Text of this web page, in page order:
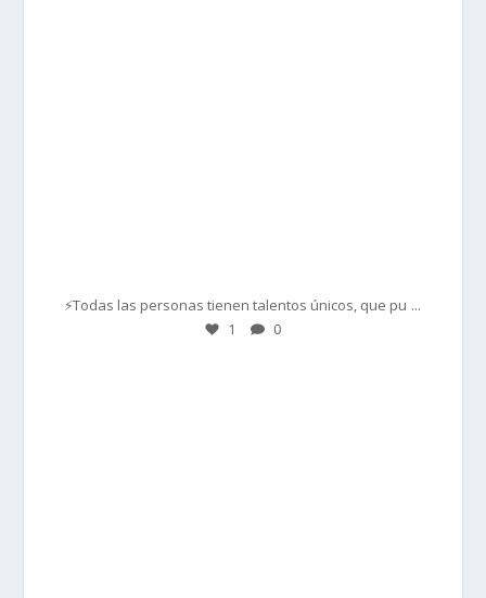
⚡Todas las personas tienen talentos únicos, que pu ...
1 0